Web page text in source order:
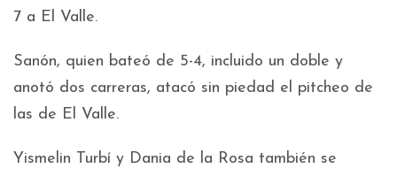
7 a El Valle.
Sanón, quien bateó de 5-4, incluido un doble y
anotó dos carreras, atacó sin piedad el pitcheo de
las de El Valle.
Yismelin Turbí y Dania de la Rosa también se